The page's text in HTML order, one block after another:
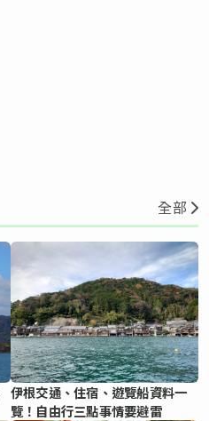
全部
伊根交通、住宿、遊覽船資料一
覽！自由行三點事情要避雷